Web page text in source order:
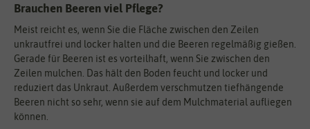
Brauchen Beeren viel Pflege?
Meist reicht es, wenn Sie die Fläche zwischen den Zeilen
unkrautfrei und locker halten und die Beeren regelmäßig gießen.
Gerade für Beeren ist es vorteilhaft, wenn Sie zwischen den
Zeilen mulchen. Das hält den Boden feucht und locker und
reduziert das Unkraut. Außerdem verschmutzen tiefhängende
Beeren nicht so sehr, wenn sie auf dem Mulchmaterial aufliegen
können.